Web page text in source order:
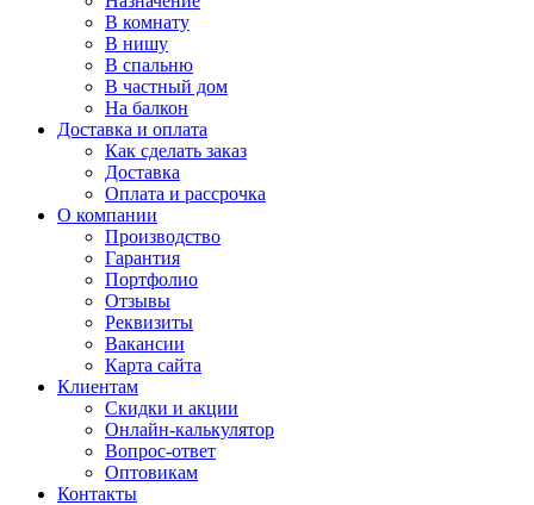
В комнату
В нишу
В спальню
В частный дом
На балкон
Доставка и оплата
Как сделать заказ
Доставка
Оплата и рассрочка
О компании
Производство
Гарантия
Портфолио
Отзывы
Реквизиты
Вакансии
Карта сайта
Клиентам
Скидки и акции
Онлайн-калькулятор
Вопрос-ответ
Оптовикам
Контакты